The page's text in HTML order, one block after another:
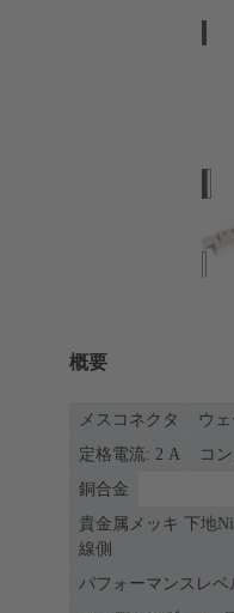
概要
メスコネクタ
ウ
定格電流: ‌2 A
コ
銅合金
貴金属メッキ 下地
線側
パフォーマンスレベ